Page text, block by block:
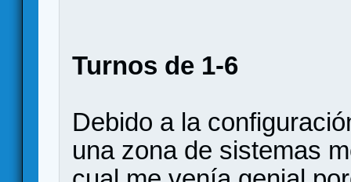
Turnos de 1-6
Debido a la
una zona de sistemas